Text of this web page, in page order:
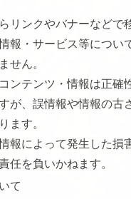
リンクやバナーなどで
報・サービス等につい
せん。
ンテンツ・情報は正確
が、誤情報や情報の古
ます。
報によって発生した損
任を負いかねます。
て